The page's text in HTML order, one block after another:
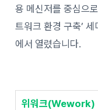
용 메신저를 중심으
트워크 환경 구축’
에서 열렸습니다.
위워크(Wework)